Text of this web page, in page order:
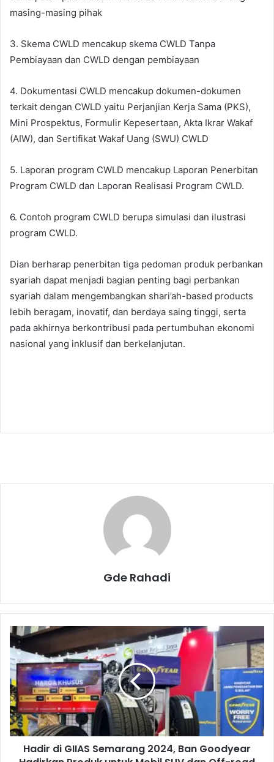
masing-masing pihak
3. Skema CWLD mencakup skema CWLD Tanpa
Pembiayaan dan CWLD dengan pembiayaan
4. Dokumentasi CWLD mencakup dokumen-dokumen
terkait dengan CWLD yaitu Perjanjian Kerja Sama (PKS),
Mini Prospektus, Formulir Kepesertaan, Akta Ikrar Wakaf
(AIW), dan Sertifikat Wakaf Uang (SWU) CWLD
5. Laporan program CWLD mencakup Laporan Penerbitan
Program CWLD dan Laporan Realisasi Program CWLD.
6. Contoh program CWLD berupa simulasi dan ilustrasi
program CWLD.
Dian berharap penerbitan tiga pedoman produk perbankan
syariah dapat menjadi bagian penting bagi perbankan
syariah dalam mengembangkan shari’ah-based products
lebih beragam, inovatif, dan berdaya saing tinggi, serta
pada akhirnya berkontribusi pada pertumbuhan ekonomi
nasional yang inklusif dan berkelanjutan.
Gde Rahadi
H
a
d
i
r
d
i
G
I
Hadir di GIIAS Semarang 2024, Ban Goodyear